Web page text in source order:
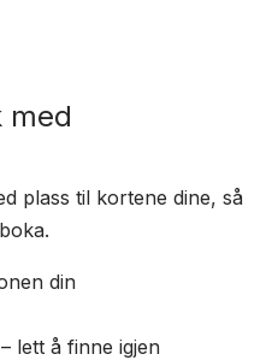
med
plass til kortene dine, så
din
lett å finne igjen